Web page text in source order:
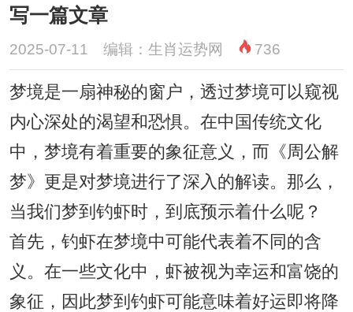
写一篇文章
2025-07-11 编辑：生肖运势网 736
梦境是一扇神秘的窗户，透过梦境可以窥视
内心深处的渴望和恐惧。在中国传统文化
中，梦境有着重要的象征意义，而《周公解
梦》更是对梦境进行了深入的解读。那么，
当我们梦到钓虾时，到底预示着什么呢？
首先，钓虾在梦境中可能代表着不同的含
义。在一些文化中，虾被视为幸运和富饶的
象征，因此梦到钓虾可能意味着好运即将降